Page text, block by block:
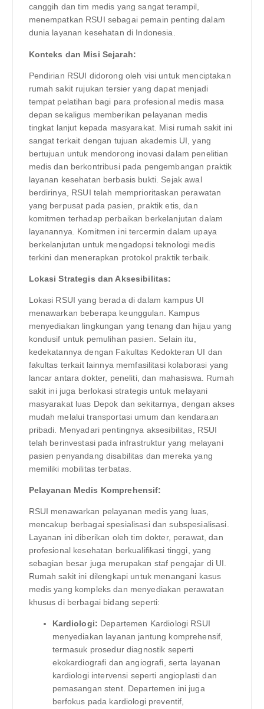
canggih dan tim medis yang sangat terampil,
menempatkan RSUI sebagai pemain penting dalam
dunia layanan kesehatan di Indonesia.
Konteks dan Misi Sejarah:
Pendirian RSUI didorong oleh visi untuk menciptakan
rumah sakit rujukan tersier yang dapat menjadi
tempat pelatihan bagi para profesional medis masa
depan sekaligus memberikan pelayanan medis
tingkat lanjut kepada masyarakat. Misi rumah sakit ini
sangat terkait dengan tujuan akademis UI, yang
bertujuan untuk mendorong inovasi dalam penelitian
medis dan berkontribusi pada pengembangan praktik
layanan kesehatan berbasis bukti. Sejak awal
berdirinya, RSUI telah memprioritaskan perawatan
yang berpusat pada pasien, praktik etis, dan
komitmen terhadap perbaikan berkelanjutan dalam
layanannya. Komitmen ini tercermin dalam upaya
berkelanjutan untuk mengadopsi teknologi medis
terkini dan menerapkan protokol praktik terbaik.
Lokasi Strategis dan Aksesibilitas:
Lokasi RSUI yang berada di dalam kampus UI
menawarkan beberapa keunggulan. Kampus
menyediakan lingkungan yang tenang dan hijau yang
kondusif untuk pemulihan pasien. Selain itu,
kedekatannya dengan Fakultas Kedokteran UI dan
fakultas terkait lainnya memfasilitasi kolaborasi yang
lancar antara dokter, peneliti, dan mahasiswa. Rumah
sakit ini juga berlokasi strategis untuk melayani
masyarakat luas Depok dan sekitarnya, dengan akses
mudah melalui transportasi umum dan kendaraan
pribadi. Menyadari pentingnya aksesibilitas, RSUI
telah berinvestasi pada infrastruktur yang melayani
pasien penyandang disabilitas dan mereka yang
memiliki mobilitas terbatas.
Pelayanan Medis Komprehensif:
RSUI menawarkan pelayanan medis yang luas,
mencakup berbagai spesialisasi dan subspesialisasi.
Layanan ini diberikan oleh tim dokter, perawat, dan
profesional kesehatan berkualifikasi tinggi, yang
sebagian besar juga merupakan staf pengajar di UI.
Rumah sakit ini dilengkapi untuk menangani kasus
medis yang kompleks dan menyediakan perawatan
khusus di berbagai bidang seperti:
Kardiologi: Departemen Kardiologi RSUI
menyediakan layanan jantung komprehensif,
termasuk prosedur diagnostik seperti
ekokardiografi dan angiografi, serta layanan
kardiologi intervensi seperti angioplasti dan
pemasangan stent. Departemen ini juga
berfokus pada kardiologi preventif,